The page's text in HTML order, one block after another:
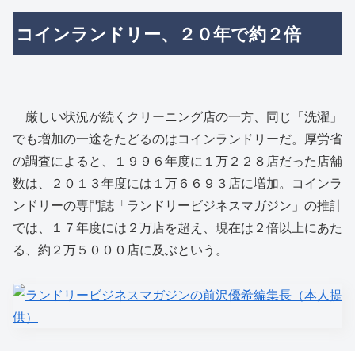
コインランドリー、２０年で約２倍
厳しい状況が続くクリーニング店の一方、同じ「洗濯」
でも増加の一途をたどるのはコインランドリーだ。厚労省
の調査によると、１９９６年度に１万２２８店だった店舗
数は、２０１３年度には１万６６９３店に増加。コインラ
ンドリーの専門誌「ランドリービジネスマガジン」の推計
では、１７年度には２万店を超え、現在は２倍以上にあた
る、約２万５０００店に及ぶという。